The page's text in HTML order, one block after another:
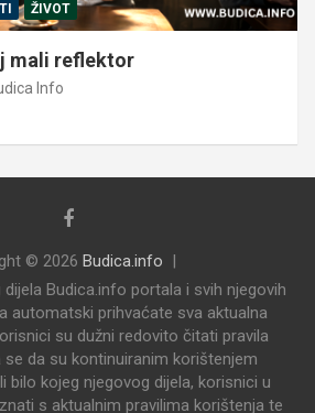
ŽIVOT
mali reflektor
Info
© 2026 Budica.info
Budica.info portala i svih njegovih
automatski prihvaćate sva aktualna
su dužni redovito čitati pravila
se da su kontinuiranim korištenjem
bilo kojeg njegovog dijela, korisnici u
s aktualnim pravilima korištenja te